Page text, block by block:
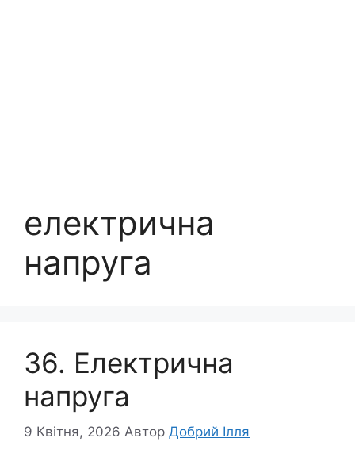
електрична
напруга
36. Електрична
напруга
9 Квітня, 2026 Автор Добрий Ілля